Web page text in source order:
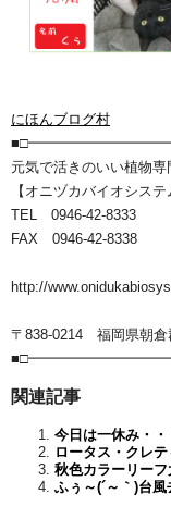
にほんブログ村
元気で活きのいい植物専
【オニヅカバイオシステ
TEL 0946-42-8333
FAX 0946-42-8338
http://
〒838-0214 福岡県朝倉
関連記事
今日は一休み・・
ロータス・クレテ
秋色カラーリーフ
ふぅ～(´～｀)台風